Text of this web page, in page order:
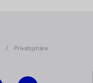
/ Privatsphäre